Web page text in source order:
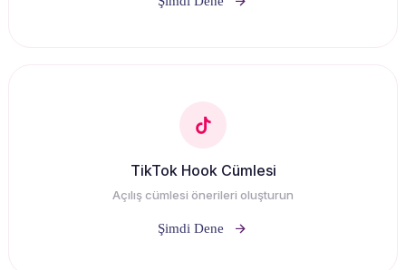
TikTok Hook Cümlesi
Açılış cümlesi önerileri oluşturun
Şimdi Dene